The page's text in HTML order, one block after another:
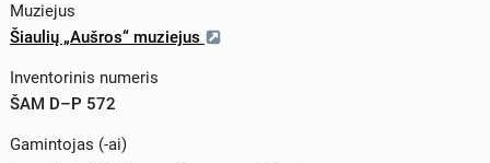
Muziejus
Šiaulių „Aušros“ muziejus
Inventorinis numeris
ŠAM D–P 572
Gamintojas (-ai)